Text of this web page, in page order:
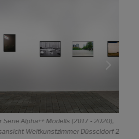
Alpha++ Modells (2017 - 2020),
Weltkunstzimmer Düsseldorf 2021